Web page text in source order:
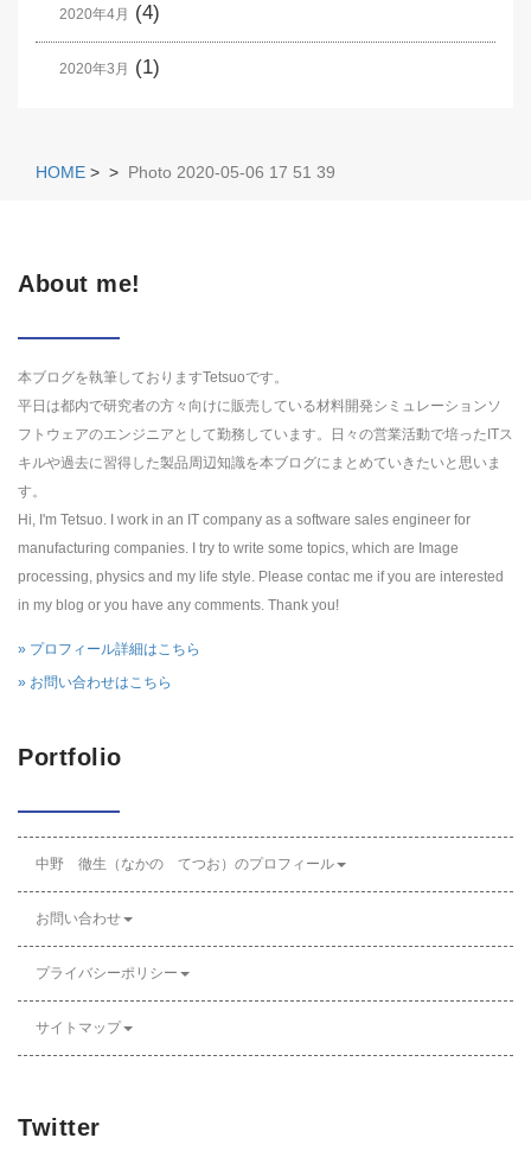
2020年4月 (4)
2020年3月 (1)
HOME > > Photo 2020-05-06 17 51 39
About me!
本ブログを執筆しておりますTetsuoです。
平日は都内で研究者の方々向けに販売している材料開発シミュレーションソ
フトウェアのエンジニアとして勤務しています。日々の営業活動で培ったITス
キルや過去に習得した製品周辺知識を本ブログにまとめていきたいと思いま
す。
Hi, I'm Tetsuo. I work in an IT company as a software sales engineer for
manufacturing companies. I try to write some topics, which are Image
processing, physics and my life style. Please contac me if you are interested
in my blog or you have any comments. Thank you!
» プロフィール詳細はこちら
» お問い合わせはこちら
Portfolio
中野 徹生（なかの てつお）のプロフィール
お問い合わせ
プライバシーポリシー
サイトマップ
Twitter